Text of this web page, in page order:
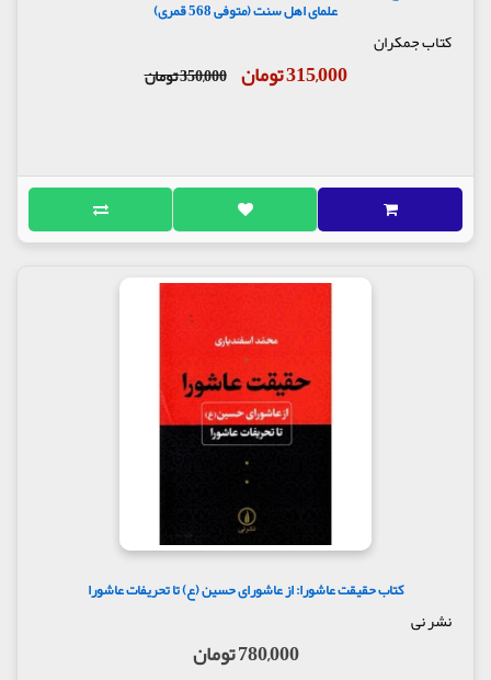
علمای اهل سنت (متوفی 568 قمری)
کتاب جمکران
315,000 تومان 350,000 تومان
کتاب حقیقت عاشورا: از عاشورای حسین (ع) تا تحریفات عاشورا
نشر نی
780,000 تومان